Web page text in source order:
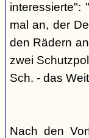
interessierte":
mal an, der
den Rädern
zwei
Sch. - das
Nach den